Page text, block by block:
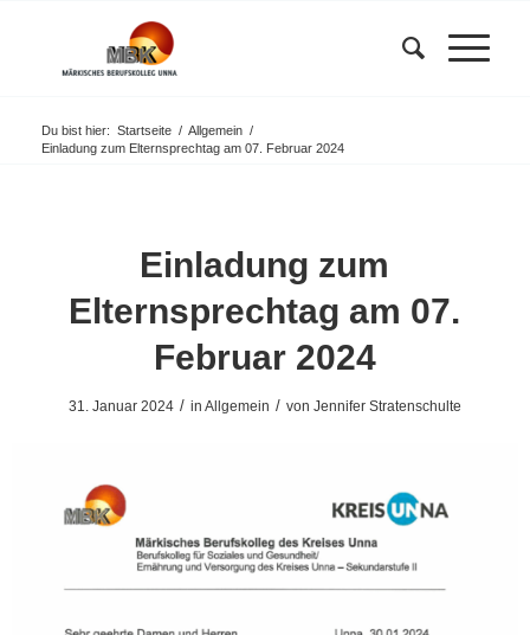
Du bist hier: Startseite / Allgemein /
Einladung zum Elternsprechtag am 07. Februar 2024
Einladung zum
Elternsprechtag am 07.
Februar 2024
31. Januar 2024 / in Allgemein / von Jennifer Stratenschulte